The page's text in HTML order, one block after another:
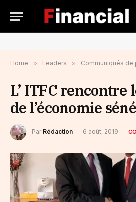
Home » Leaders » Communiqués de
L’ ITFC rencontre
de l’économie
Par Rédaction 6 août, 2019